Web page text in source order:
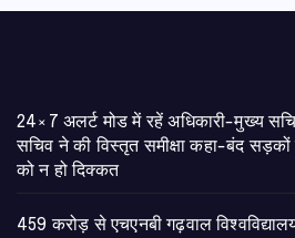
24×7 अलर्ट मोड में रहें अधिकारी-मुख्य
सचिव ने की विस्तृत समीक्षा कहा-बंद सड़कों
को न हो दिक्कत
459 करोड़ से एचएनबी गढ़वाल